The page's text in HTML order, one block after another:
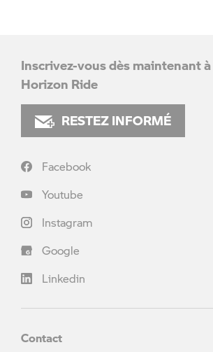
Inscrivez-vous dès maintenant
Horizon Ride
RESTEZ INFORMÉ
Facebook
Youtube
Instagram
Google
Linkedin
Contact